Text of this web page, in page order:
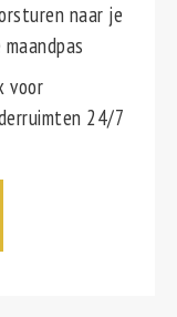
naar je
voor
24/7